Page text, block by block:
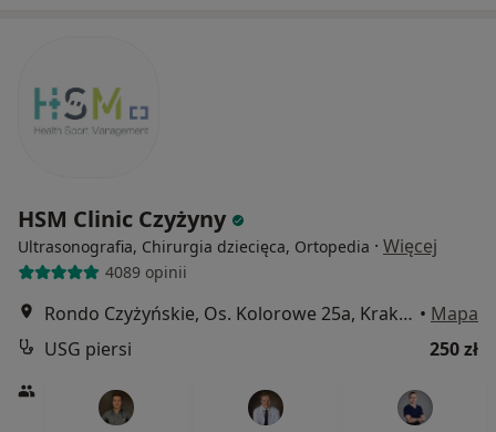
HSM Clinic Czyżyny
Ultrasonografia, Chirurgia dziecięca, Ortopedia · Więcej
4089 opinii
Rondo Czyżyńskie, Os. Kolorowe 25a, Kraków • Mapa
USG piersi
250 zł